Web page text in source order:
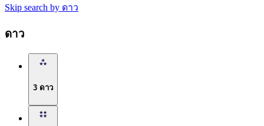
Skip search by ดาว
ดาว
3 ดาว